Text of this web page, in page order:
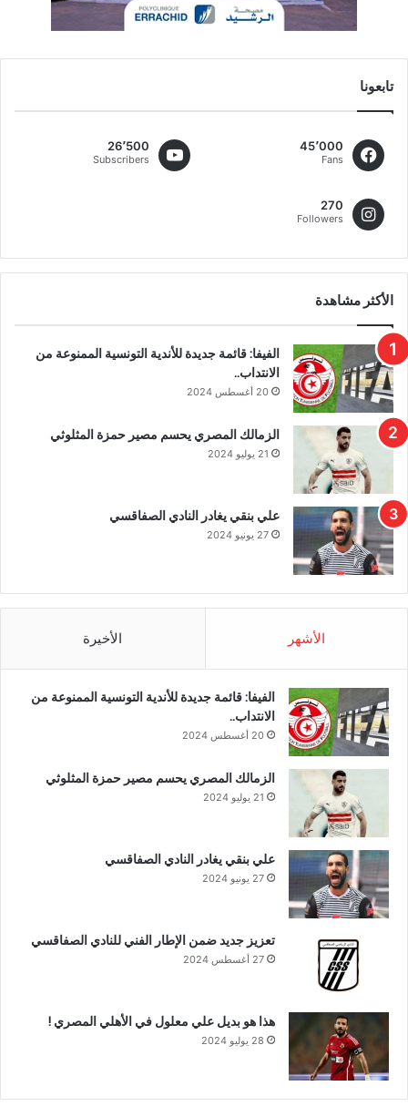
تابعونا
45٬000
Fans
26٬500
Subscribers
270
Followers
الأكثر مشاهدة
الفيفا: قائمة جديدة للأندية التونسية الممنوعة من
الانتداب..
20 أغسطس 2024
الزمالك المصري يحسم مصير حمزة المثلوثي
21 يوليو 2024
علي بنقي يغادر النادي الصفاقسي
27 يونيو 2024
الأشهر الأخيرة
الفيفا: قائمة جديدة للأندية التونسية الممنوعة من
الانتداب..
20 أغسطس 2024
الزمالك المصري يحسم مصير حمزة المثلوثي
21 يوليو 2024
علي بنقي يغادر النادي الصفاقسي
27 يونيو 2024
تعزيز جديد ضمن الإطار الفني للنادي الصفاقسي
27 أغسطس 2024
هذا هو بديل علي معلول في الأهلي المصري !
28 يوليو 2024